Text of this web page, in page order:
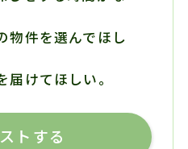
物件を選んでほし
けてほしい。
トする